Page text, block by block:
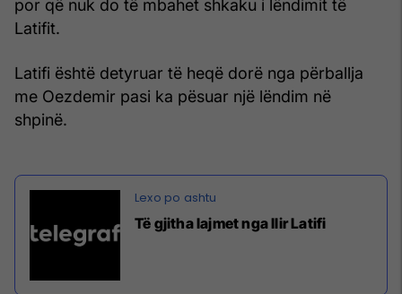
por që nuk do të mbahet shkaku i lëndimit të
Latifit.
Latifi është detyruar të heqë dorë nga përballja
me Oezdemir pasi ka pësuar një lëndim në
shpinë.
Të gjitha lajmet nga Ilir Latifi